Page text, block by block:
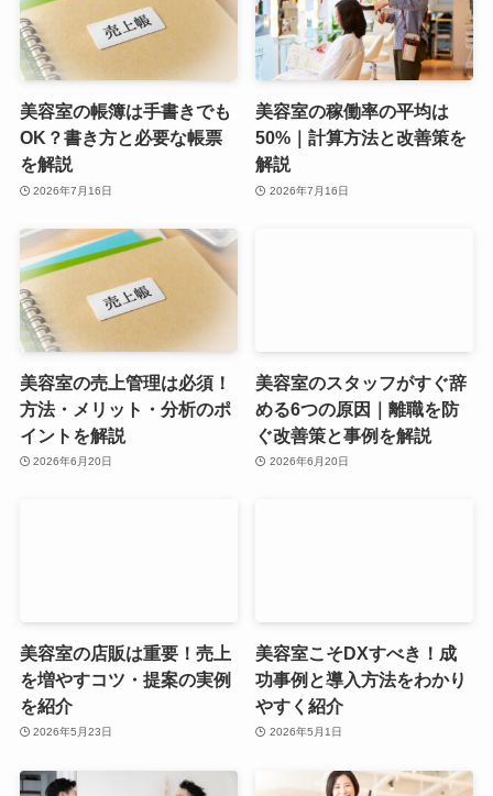
美容室の帳簿は手書きでも
OK？書き方と必要な帳票
を解説
2026年7月16日
美容室の稼働率の平均は
50%｜計算方法と改善策を
解説
2026年7月16日
美容室の売上管理は必須！
方法・メリット・分析のポ
イントを解説
2026年6月20日
美容室のスタッフがすぐ辞
める6つの原因｜離職を防
ぐ改善策と事例を解説
2026年6月20日
美容室の店販は重要！売上
を増やすコツ・提案の実例
を紹介
2026年5月23日
美容室こそDXすべき！成
功事例と導入方法をわかり
やすく紹介
2026年5月1日